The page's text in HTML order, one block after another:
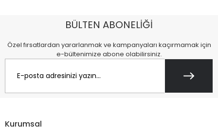
BÜLTEN ABONELİĞİ
Özel fırsatlardan yararlanmak ve kampanyaları kaçırmamak için
e-bültenimize abone olabilirsiniz.
Kurumsal